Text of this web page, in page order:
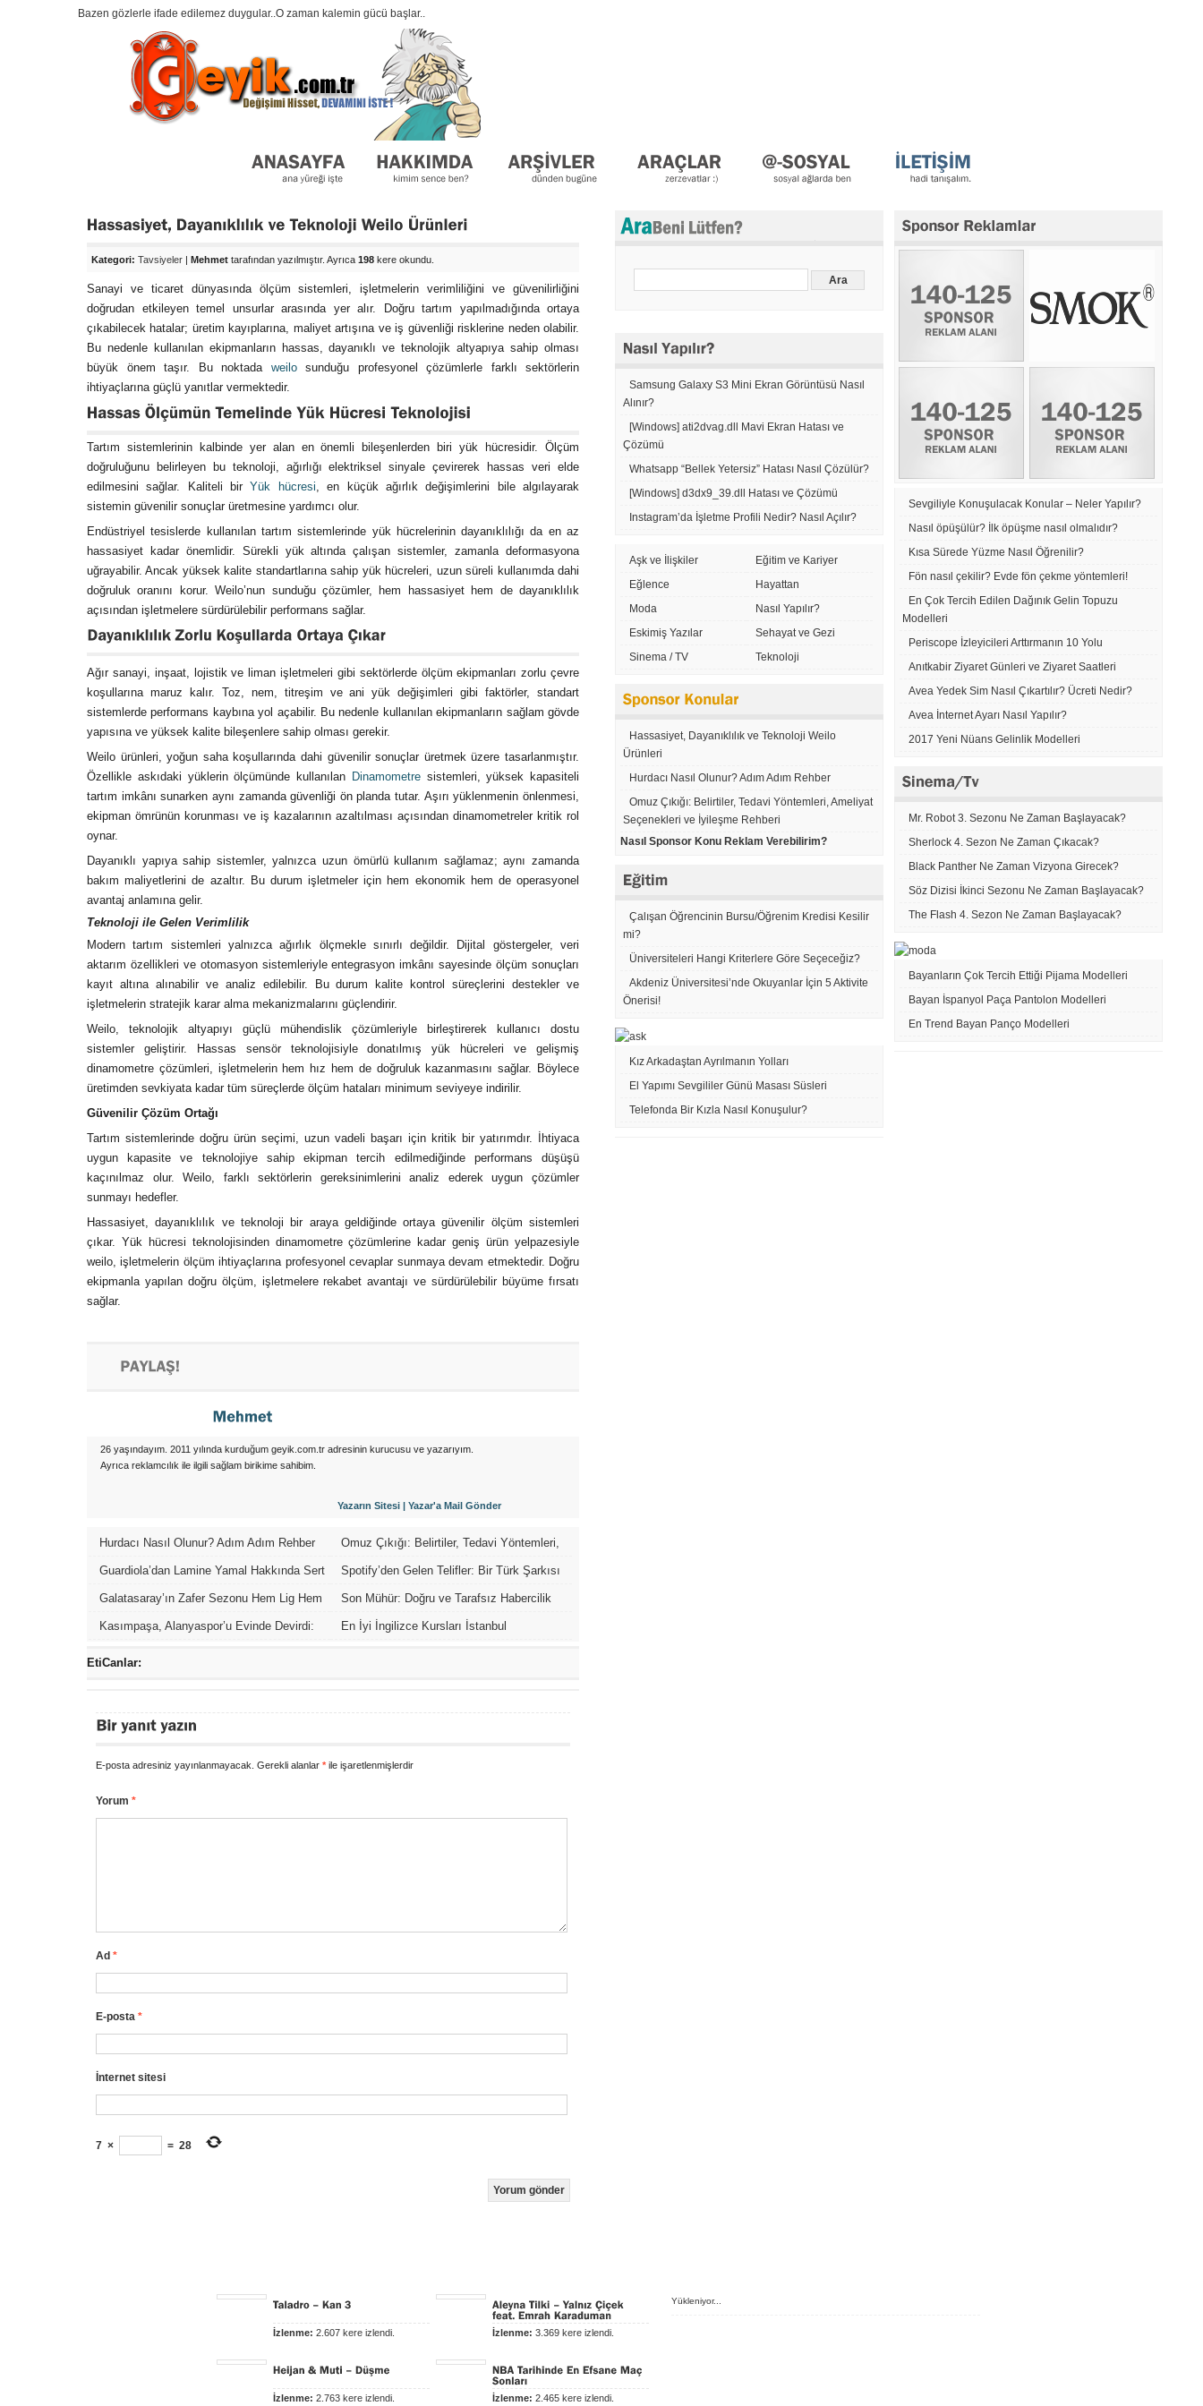
Bazen gözlerle ifade edilemez duygular..O zaman kalemin gücü başlar..
Kategori: Tavsiyeler | Mehmet tarafından yazılmıştır. Ayrıca 198 kere okundu.
Sanayi ve ticaret dünyasında ölçüm sistemleri, işletmelerin verimliliğini ve güvenilirliğini
doğrudan etkileyen temel unsurlar arasında yer alır. Doğru tartım yapılmadığında ortaya
çıkabilecek hatalar; üretim kayıplarına, maliyet artışına ve iş güvenliği risklerine neden olabilir.
Bu nedenle kullanılan ekipmanların hassas, dayanıklı ve teknolojik altyapıya sahip olması
büyük önem taşır. Bu noktada weilosunduğu profesyonel çözümlerle farklı sektörlerin
ihtiyaçlarına güçlü yanıtlar vermektedir.
Tartım sistemlerinin kalbinde yer alan en önemli bileşenlerden biri yük hücresidir. Ölçüm
doğruluğunu belirleyen bu teknoloji, ağırlığı elektriksel sinyale çevirerek hassas veri elde
edilmesini sağlar. Kaliteli birYük hücresi, en küçük ağırlık değişimlerini bile algılayarak
sistemin güvenilir sonuçlar üretmesine yardımcı olur.
Endüstriyel tesislerde kullanılan tartım sistemlerinde yük hücrelerinin dayanıklılığı da en az
hassasiyet kadar önemlidir. Sürekli yük altında çalışan sistemler, zamanla deformasyona
uğrayabilir. Ancak yüksek kalite standartlarına sahip yük hücreleri, uzun süreli kullanımda dahi
doğruluk oranını korur. Weilo’nun sunduğu çözümler, hem hassasiyet hem de dayanıklılık
açısından işletmelere sürdürülebilir performans sağlar.
Ağır sanayi, inşaat, lojistik ve liman işletmeleri gibi sektörlerde ölçüm ekipmanları zorlu çevre
koşullarına maruz kalır. Toz, nem, titreşim ve ani yük değişimleri gibi faktörler, standart
sistemlerde performans kaybına yol açabilir. Bu nedenle kullanılan ekipmanların sağlam gövde
yapısına ve yüksek kalite bileşenlere sahip olması gerekir.
Weilo ürünleri, yoğun saha koşullarında dahi güvenilir sonuçlar üretmek üzere tasarlanmıştır.
Özellikle askıdaki yüklerin ölçümünde kullanılan Dinamometresistemleri, yüksek kapasiteli
tartım imkânı sunarken aynı zamanda güvenliği ön planda tutar. Aşırı yüklenmenin önlenmesi,
ekipman ömrünün korunması ve iş kazalarının azaltılması açısından dinamometreler kritik rol
oynar.
Dayanıklı yapıya sahip sistemler, yalnızca uzun ömürlü kullanım sağlamaz; aynı zamanda
bakım maliyetlerini de azaltır. Bu durum işletmeler için hem ekonomik hem de operasyonel
avantaj anlamına gelir.
Teknoloji ile Gelen Verimlilik
Modern tartım sistemleri yalnızca ağırlık ölçmekle sınırlı değildir. Dijital göstergeler, veri
aktarım özellikleri ve otomasyon sistemleriyle entegrasyon imkânı sayesinde ölçüm sonuçları
kayıt altına alınabilir ve analiz edilebilir. Bu durum kalite kontrol süreçlerini destekler ve
işletmelerin stratejik karar alma mekanizmalarını güçlendirir.
Weilo, teknolojik altyapıyı güçlü mühendislik çözümleriyle birleştirerek kullanıcı dostu
sistemler geliştirir. Hassas sensör teknolojisiyle donatılmış yük hücreleri ve gelişmiş
dinamometre çözümleri, işletmelerin hem hız hem de doğruluk kazanmasını sağlar. Böylece
üretimden sevkiyata kadar tüm süreçlerde ölçüm hataları minimum seviyeye indirilir.
Güvenilir Çözüm Ortağı
Tartım sistemlerinde doğru ürün seçimi, uzun vadeli başarı için kritik bir yatırımdır. İhtiyaca
uygun kapasite ve teknolojiye sahip ekipman tercih edilmediğinde performans düşüşü
kaçınılmaz olur. Weilo, farklı sektörlerin gereksinimlerini analiz ederek uygun çözümler
sunmayı hedefler.
Hassasiyet, dayanıklılık ve teknoloji bir araya geldiğinde ortaya güvenilir ölçüm sistemleri
çıkar. Yük hücresi teknolojisinden dinamometre çözümlerine kadar geniş ürün yelpazesiyle
weilo, işletmelerin ölçüm ihtiyaçlarına profesyonel cevaplar sunmaya devam etmektedir. Doğru
ekipmanla yapılan doğru ölçüm, işletmelere rekabet avantajı ve sürdürülebilir büyüme fırsatı
sağlar.
26 yaşındayım. 2011 yılında kurduğum geyik.com.tr adresinin kurucusu ve yazarıyım.
Ayrıca reklamcılık ile ilgili sağlam birikime sahibim.
Yazarın Sitesi | Yazar'a Mail Gönder
Hurdacı Nasıl Olunur? Adım Adım Rehber
Omuz Çıkığı: Belirtiler, Tedavi Yöntemleri,
Ameliyat Seçenekleri ve İyileşme Rehberi
Guardiola’dan Lamine Yamal Hakkında Sert
Açıklama
Spotify’den Gelen Telifler: Bir Türk Şarkısı
Dünyayı Dolaşınca Parasını Nasıl Topluyor?
Galatasaray’ın Zafer Sezonu Hem Lig Hem
Kupa Cimbom’un Oldu
Son Mühür: Doğru ve Tarafsız Habercilik
Anlayışı
Kasımpaşa, Alanyaspor’u Evinde Devirdi:
En İyi İngilizce Kursları İstanbul
EtiCanlar:
E-posta adresiniz yayınlanmayacak. Gerekli alanlar * ile işaretlenmişlerdir
Yorum *
Ad *
E-posta *
İnternet sitesi
7 × = 28
Samsung Galaxy S3 Mini Ekran Görüntüsü Nasıl
Alınır?
[Windows] ati2dvag.dll Mavi Ekran Hatası ve
Çözümü
Whatsapp “Bellek Yetersiz” Hatası Nasıl Çözülür?
[Windows] d3dx9_39.dll Hatası ve Çözümü
Instagram’da İşletme Profili Nedir? Nasıl Açılır?
Aşk ve İlişkiler
Eğitim ve Kariyer
Eğlence
Hayattan
Moda
Nasıl Yapılır?
Eskimiş Yazılar
Sehayat ve Gezi
Sinema / TV
Teknoloji
Hassasiyet, Dayanıklılık ve Teknoloji Weilo
Ürünleri
Hurdacı Nasıl Olunur? Adım Adım Rehber
Omuz Çıkığı: Belirtiler, Tedavi Yöntemleri, Ameliyat
Seçenekleri ve İyileşme Rehberi
Nasıl Sponsor Konu Reklam Verebilirim?
Çalışan Öğrencinin Bursu/Öğrenim Kredisi Kesilir
mi?
Üniversiteleri Hangi Kriterlere Göre Seçeceğiz?
Akdeniz Üniversitesi’nde Okuyanlar İçin 5 Aktivite
Önerisi!
Kız Arkadaştan Ayrılmanın Yolları
El Yapımı Sevgililer Günü Masası Süsleri
Telefonda Bir Kızla Nasıl Konuşulur?
Sevgiliyle Konuşulacak Konular – Neler Yapılır?
Nasıl öpüşülür? İlk öpüşme nasıl olmalıdır?
Kısa Sürede Yüzme Nasıl Öğrenilir?
Fön nasıl çekilir? Evde fön çekme yöntemleri!
En Çok Tercih Edilen Dağınık Gelin Topuzu
Modelleri
Periscope İzleyicileri Arttırmanın 10 Yolu
Anıtkabir Ziyaret Günleri ve Ziyaret Saatleri
Avea Yedek Sim Nasıl Çıkartılır? Ücreti Nedir?
Avea İnternet Ayarı Nasıl Yapılır?
2017 Yeni Nüans Gelinlik Modelleri
Mr. Robot 3. Sezonu Ne Zaman Başlayacak?
Sherlock 4. Sezon Ne Zaman Çıkacak?
Black Panther Ne Zaman Vizyona Girecek?
Söz Dizisi İkinci Sezonu Ne Zaman Başlayacak?
The Flash 4. Sezon Ne Zaman Başlayacak?
Bayanların Çok Tercih Ettiği Pijama Modelleri
Bayan İspanyol Paça Pantolon Modelleri
En Trend Bayan Panço Modelleri
İzlenme: 2.607 kere izlendi. İzlenme: 3.369 kere izlendi.
İzlenme: 2.763 kere izlendi. İzlenme: 2.465 kere izlendi.
Yükleniyor...